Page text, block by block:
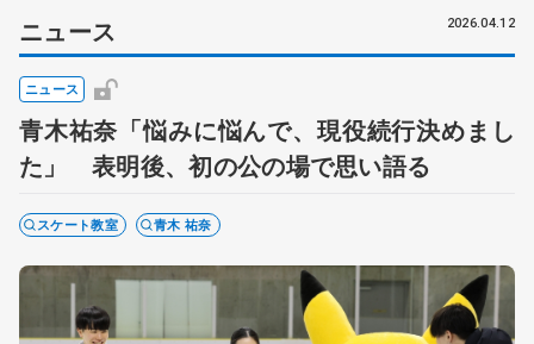
ニュース 2026.04.12
ニュース
青木祐奈「悩みに悩んで、現役続行決めまし
た」 表明後、初の公の場で思い語る
スケート教室 青木 祐奈